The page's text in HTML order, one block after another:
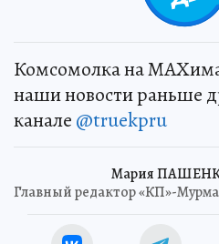
Комсомолка на
наши новости раньше
канале @truekpru
Мария
Главный редактор «КП»-